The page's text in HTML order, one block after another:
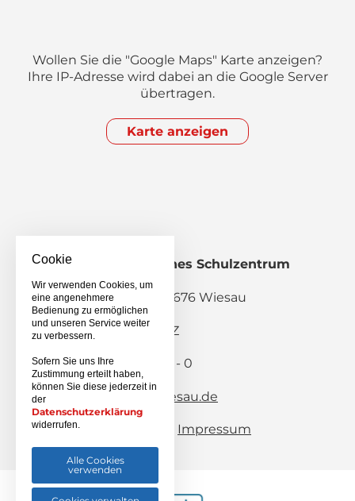
Wollen Sie die "Google Maps" Karte anzeigen?
Ihre IP-Adresse wird dabei an die Google Server
übertragen.
Karte anzeigen
Staatliches Berufliches Schulzentrum
Wiesau
Pestalozzistraße 2, 95676 Wiesau
Schulanmeldung BSZ
Telefon: 09634 / 9203 - 0
Telefax: 09634 / 8282
E-Mail:
info(at)bsz-wiesau.de
Sitemap
Impressum
Datenschutz
Cookie
Wir verwenden Cookies, um
eine angenehmere
Bedienung zu ermöglichen
und unseren Service weiter
zu verbessern.
Sofern Sie uns Ihre
Zustimmung erteilt haben,
können Sie diese jederzeit in
der
Datenschutzerklärung
widerrufen.
Alle Cookies
verwenden